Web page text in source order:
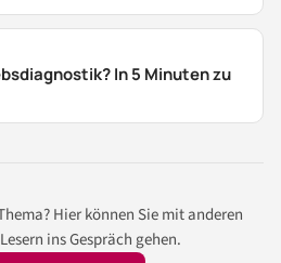
In 5 Minuten zu
Hier können Sie mit anderen
ins Gespräch gehen.